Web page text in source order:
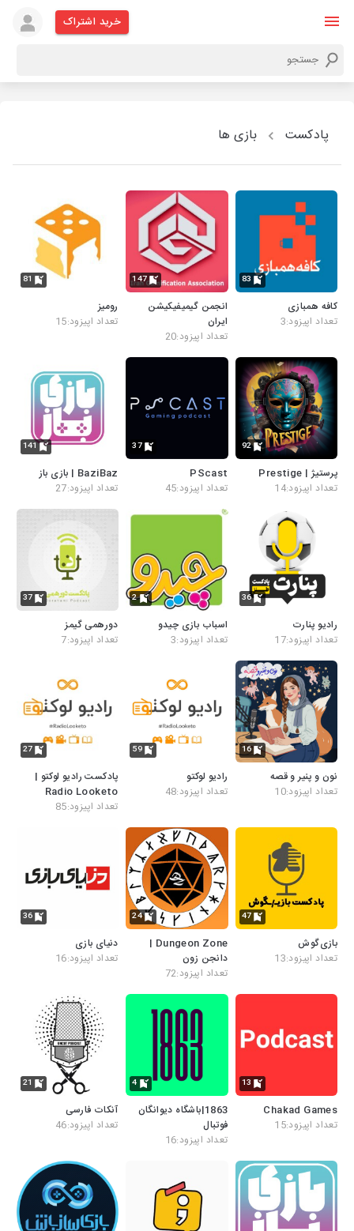
خرید اشتراک
پادکست بازی ها
83
کافه همبازی
تعداد اپیزود:3
147
انجمن گیمیفیکیشن
ایران
تعداد اپیزود:20
81
رومیز
تعداد اپیزود:15
92
پرستیژ | Prestige
تعداد اپیزود:14
37
PScast
تعداد اپیزود:45
141
BaziBaz | بازی باز
تعداد اپیزود:27
36
رادیو پنارت
تعداد اپیزود:17
2
اسباب بازی چیدو
تعداد اپیزود:3
37
دورهمی گیمز
تعداد اپیزود:7
16
نون و پنیر و قصه
تعداد اپیزود:10
59
رادیو لوکتو
تعداد اپیزود:48
27
پادکست رادیو لوکتو |
Radio Looketo
تعداد اپیزود:85
47
بازی‌گوش
تعداد اپیزود:13
24
Dungeon Zone |
دانجن زون
تعداد اپیزود:72
36
دنیای بازی
تعداد اپیزود:16
13
Chakad Games
تعداد اپیزود:15
4
1863|باشگاه دیوانگان
فوتبال
تعداد اپیزود:16
21
آنکات فارسی
تعداد اپیزود:46